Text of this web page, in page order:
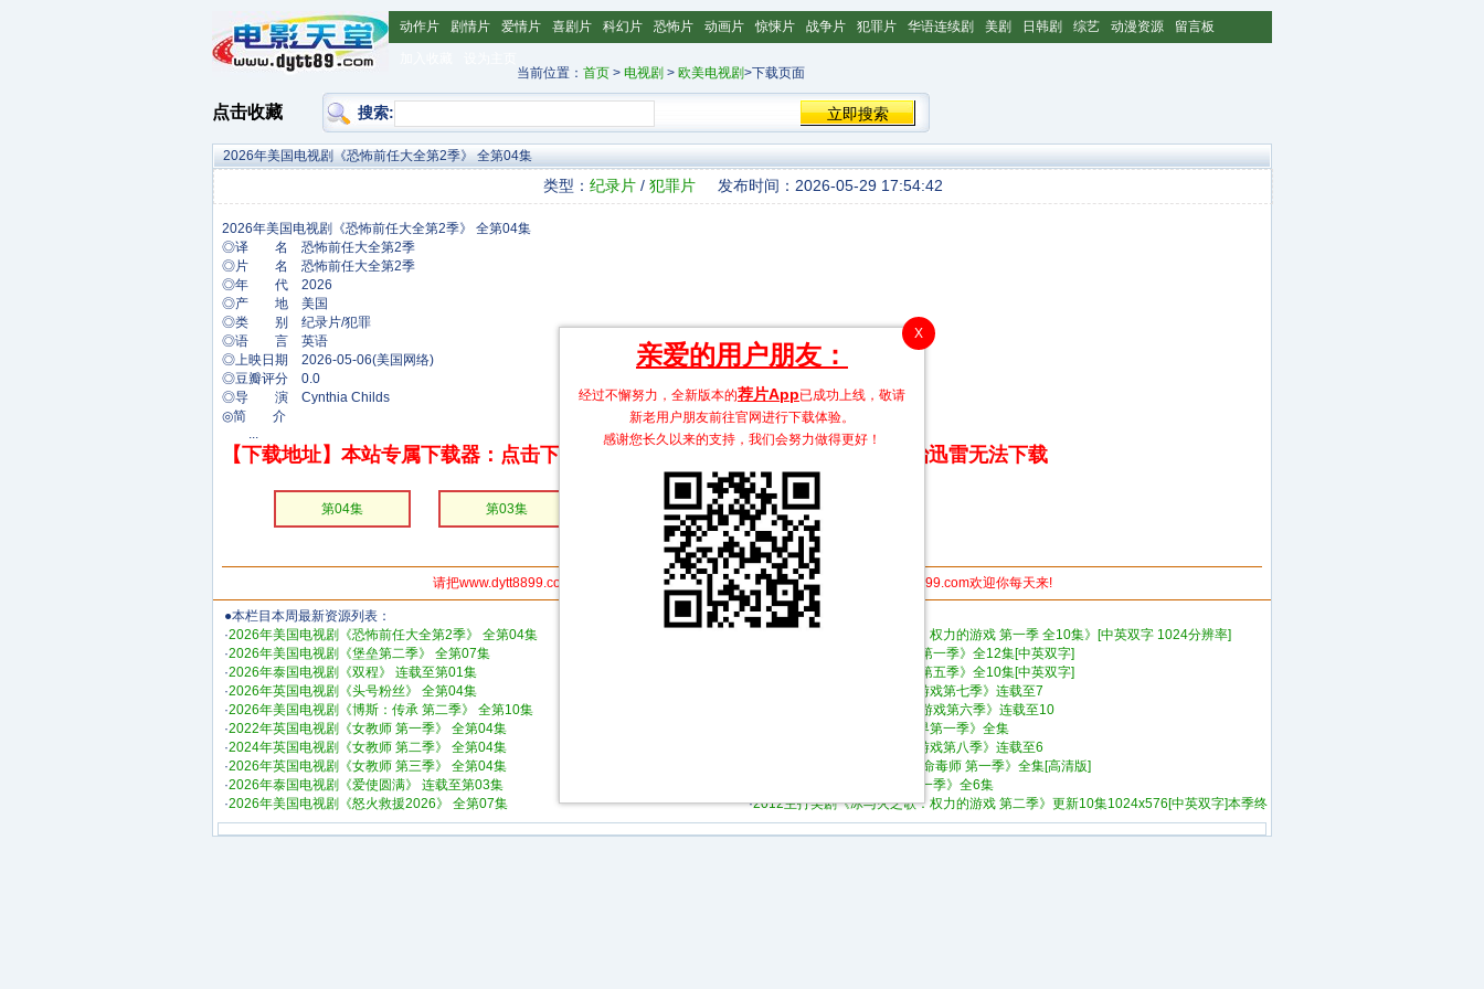
动作片 剧情片 爱情片 喜剧片 科幻片 恐怖片 动画片 惊悚片 战争片 犯罪片 华语连续剧 美剧 日韩剧 综艺 动漫资源 留言板
当前位置： 首页 > 电视剧 > 欧美电视剧>下载页面
点击收藏 搜索:
2026年美国电视剧《恐怖前任大全第2季》 全第04集
类型： 纪录片 / 犯罪片 发布时间：2026-05-29 17:54:42
◎译 名 恐怖前任大全第2季
◎片 名 恐怖前任大全第2季
◎年 代 2026
◎产 地 美国
◎类 别 纪录片/犯罪
◎语 言 英语
◎上映日期 2026-05-06(美国网络)
◎豆瓣评分 0.0
◎导 演 Cynthia Childs
◎简 介
...
【下载地址】本站专属下载器：点击下方链接 即可享受高速下载和在线播放 专治迅雷无法下载
第04集 第03集 第02集 第01集
请把www.dytt8899.com分享给你的朋友,更多人使用，速度更快 电影天堂www.dytt8899.com欢迎你每天来!
●本栏目本周最新资源列表：
·2026年美国电视剧《恐怖前任大全第2季》 全第04集
·2026年美国电视剧《堡垒第二季》 全第07集
·2026年泰国电视剧《双程》 连载至第01集
·2026年英国电视剧《头号粉丝》 全第04集
·2026年美国电视剧《博斯：传承 第二季》 全第10集
·2022年英国电视剧《女教师 第一季》 全第04集
·2024年英国电视剧《女教师 第二季》 全第04集
·2026年英国电视剧《女教师 第三季》 全第04集
·2026年泰国电视剧《爱使圆满》 连载至第03集
·2026年美国电视剧《怒火救援2026》 全第07集
●本栏目本周最热门资源列表：
2011主打美剧《冰与火之歌：权力的游戏 第一季 全10集》[中英双字 1024分辨率]
2013年主打美剧《性爱大师 第一季》全12集[中英双字]
2015主打美剧《权力的游戏 第五季》全10集[中英双字]
2017年美国欧美剧《权力的游戏第七季》连载至7
2016年美国欧美剧《 权力的游戏第六季》连载至10
2016年美国欧美剧《西部世界第一季》全集
2019年美国欧美剧《权力的游戏第八季》连载至6
2008年美国9.6分犯罪剧《绝命毒师 第一季》全集[高清版]
2021年美国电视剧《洛基 第一季》全6集
·2012主打美剧《冰与火之歌：权力的游戏 第二季》更新10集1024x576[中英双字]本季终
X
亲爱的用户朋友：
经过不懈努力，全新版本的荐片App已成功上线，敬请
新老用户朋友前往官网进行下载体验。
感谢您长久以来的支持，我们会努力做得更好！